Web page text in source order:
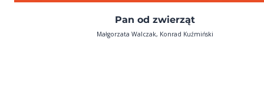
Pan od zwierząt
Małgorzata Walczak, Konrad Kuźmiński